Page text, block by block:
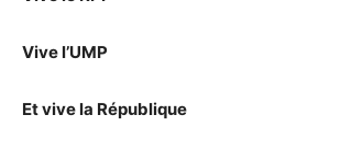
Vive l’UMP
Et vive la République